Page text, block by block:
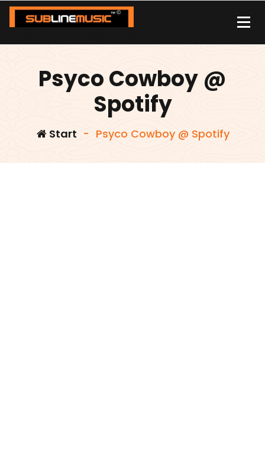
Zum
Inhalt
Psyco Cowboy @
Spotify
Start - Psyco Cowboy @ Spotify